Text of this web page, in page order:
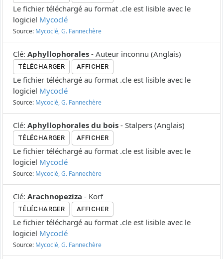
Le fichier téléchargé au format .cle est lisible avec le
logiciel Mycoclé
Source: Mycoclé, G. Fannechère
Clé: Aphyllophorales - Auteur inconnu (Anglais)
TÉLÉCHARGER AFFICHER
Le fichier téléchargé au format .cle est lisible avec le
logiciel Mycoclé
Source: Mycoclé, G. Fannechère
Clé: Aphyllophorales du bois - Stalpers (Anglais)
TÉLÉCHARGER AFFICHER
Le fichier téléchargé au format .cle est lisible avec le
logiciel Mycoclé
Source: Mycoclé, G. Fannechère
Clé: Arachnopeziza - Korf
TÉLÉCHARGER AFFICHER
Le fichier téléchargé au format .cle est lisible avec le
logiciel Mycoclé
Source: Mycoclé, G. Fannechère